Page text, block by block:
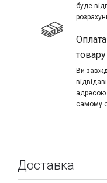
буде
товару
Ви
адресою
самому
Доставка